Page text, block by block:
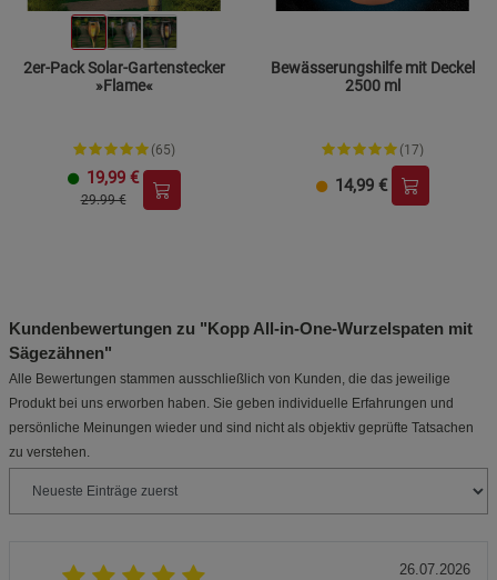
2er-Pack Solar-Gartenstecker
»Flame«
(65)
19,99 €
29.99 €
Bewässerungshilfe mit Deckel
2500 ml
(17)
14,99 €
Kundenbewertungen zu "Kopp All-in-One-Wurzelspaten mit
Sägezähnen"
Alle Bewertungen stammen ausschließlich von Kunden, die das jeweilige
Produkt bei uns erworben haben. Sie geben individuelle Erfahrungen und
persönliche Meinungen wieder und sind nicht als objektiv geprüfte Tatsachen
zu verstehen.
26.07.2026